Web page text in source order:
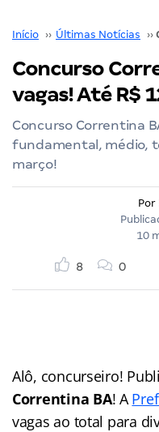
Início ›› Últimas Notícias ››
Concurso
vagas! Até R$
Concurso Correntina
fundamental, médio,
março!
Por
10
8 0
Alô, concurseiro!
Correntina BA! A
vagas ao total para